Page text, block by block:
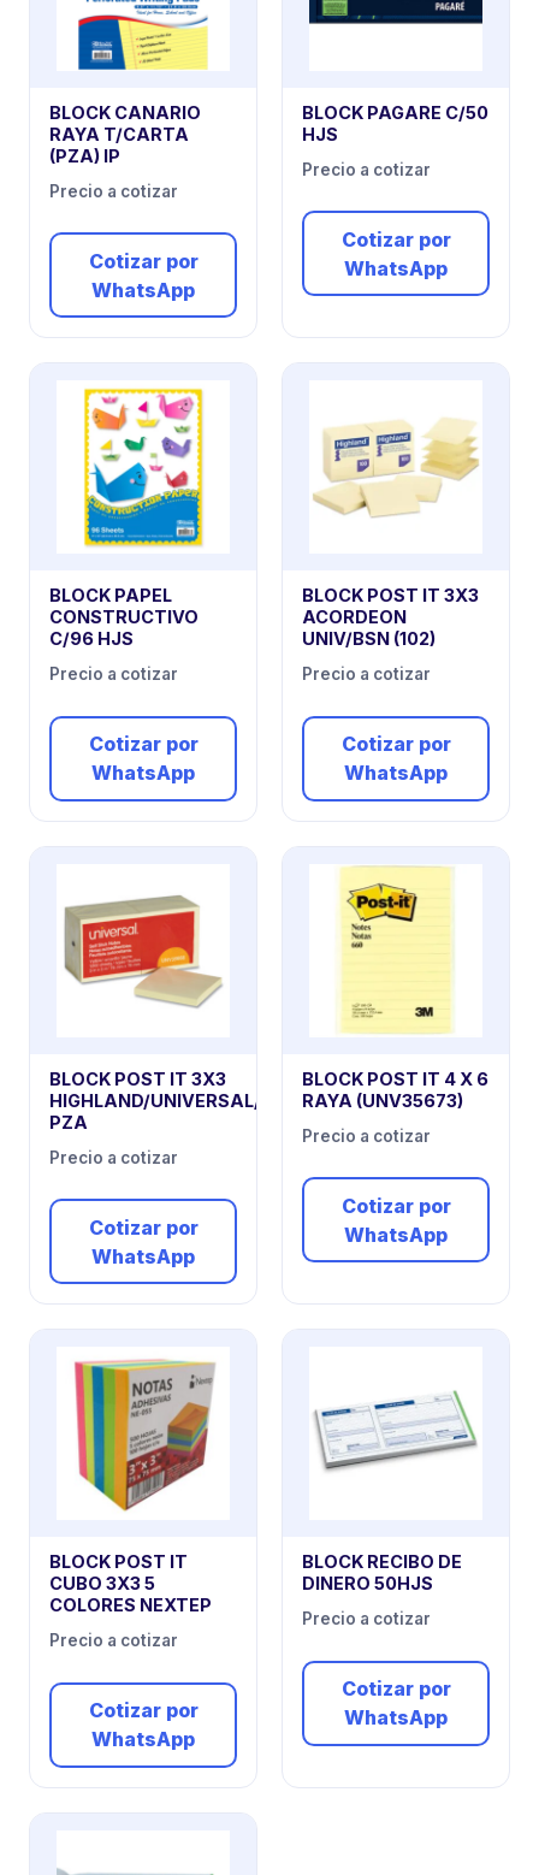
BLOCK CANARIO
RAYA T/CARTA
(PZA) IP
Precio a cotizar
Cotizar por
WhatsApp
BLOCK PAGARE C/50
HJS
Precio a cotizar
Cotizar por
WhatsApp
BLOCK PAPEL
CONSTRUCTIVO
C/96 HJS
Precio a cotizar
Cotizar por
WhatsApp
BLOCK POST IT 3X3
ACORDEON
UNIV/BSN (102)
Precio a cotizar
Cotizar por
WhatsApp
BLOCK POST IT 3X3
HIGHLAND/UNIVERSAL/BSN
PZA
Precio a cotizar
Cotizar por
WhatsApp
BLOCK POST IT 4 X 6
RAYA (UNV35673)
Precio a cotizar
Cotizar por
WhatsApp
BLOCK POST IT
CUBO 3X3 5
COLORES NEXTEP
Precio a cotizar
Cotizar por
WhatsApp
BLOCK RECIBO DE
DINERO 50HJS
Precio a cotizar
Cotizar por
WhatsApp